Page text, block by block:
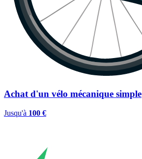
Achat d'un vélo mécanique simple
Jusqu'à 100 €